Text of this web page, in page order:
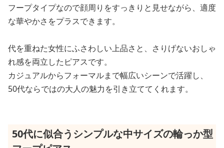
フープタイプなので顔周りをすっきりと見せながら、適度
な華やかさをプラスできます。
代を重ねた女性にふさわしい上品さと、さりげないおしゃ
れ感を両立したピアスです。
カジュアルからフォーマルまで幅広いシーンで活躍し、
50代ならではの大人の魅力を引き立ててくれます。
50代に似合うシンプルな中サイズの輪っか型